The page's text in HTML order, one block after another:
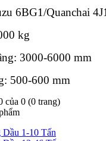
6BG1/Quanchai
kg
3000-6000 mm
500-600 mm
của 0 (0 trang)
Dầu 1-10 Tấn